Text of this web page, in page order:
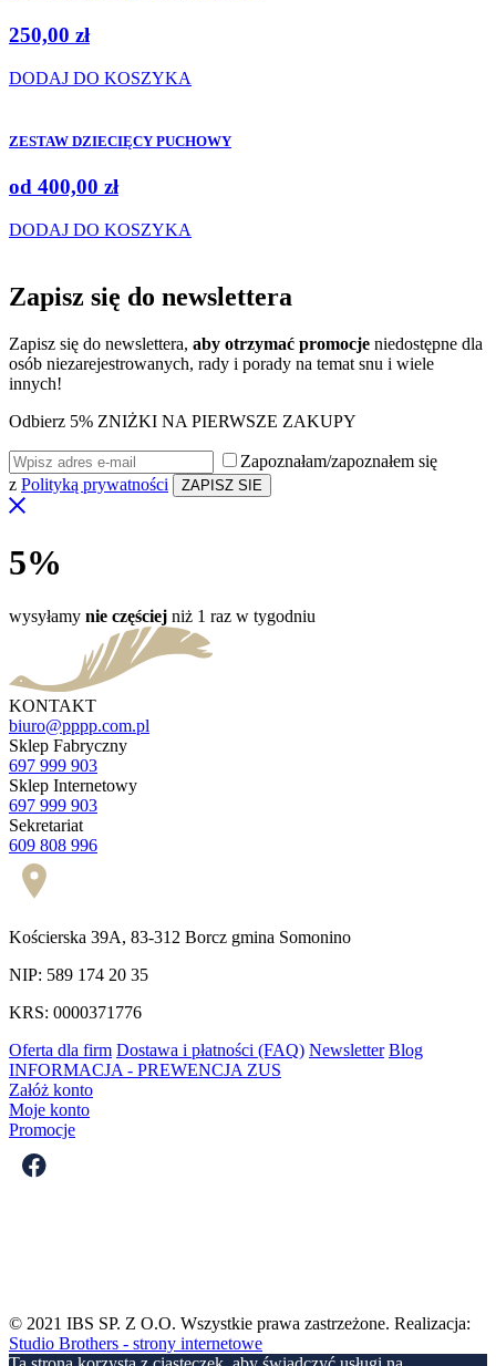
250,00 zł
DODAJ DO KOSZYKA
ZESTAW DZIECIĘCY PUCHOWY
od 400,00 zł
DODAJ DO KOSZYKA
Zapisz się do newslettera
Zapisz się do newslettera, aby otrzymać promocje niedostępne dla
osób niezarejestrowanych, rady i porady na temat snu i wiele
innych!
Odbierz 5% ZNIŻKI NA PIERWSZE ZAKUPY
Zapoznałam/zapoznałem się
z Polityką prywatności
5%
wysyłamy nie częściej niż 1 raz w tygodniu
KONTAKT
biuro@pppp.com.pl
Sklep Fabryczny
697 999 903
Sklep Internetowy
697 999 903
Sekretariat
609 808 996
Kościerska 39A, 83-312 Borcz gmina Somonino
NIP: 589 174 20 35
KRS: 0000371776
Oferta dla firm Dostawa i płatności (FAQ) Newsletter Blog
INFORMACJA - PREWENCJA ZUS
Załóż konto
Moje konto
Promocje
© 2021 IBS SP. Z O.O. Wszystkie prawa zastrzeżone. Realizacja:
Studio Brothers - strony internetowe